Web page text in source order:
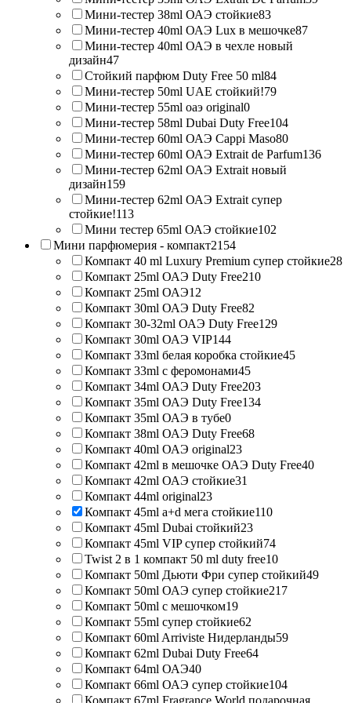
Мини-тестер 38ml ОАЭ стойкие83
Мини-тестер 40ml ОАЭ Lux в мешочке87
Мини-тестер 40ml ОАЭ в чехле новый
дизайн47
Стойкий парфюм Duty Free 50 ml84
Мини-тестер 50ml UAE стойкий!79
Мини-тестер 55ml оаэ original0
Мини-тестер 58ml Dubai Duty Free104
Мини-тестер 60ml ОАЭ Cappi Maso80
Мини-тестер 60ml ОАЭ Extrait de Parfum136
Мини-тестер 62ml ОАЭ Extrait новый
дизайн159
Мини-тестер 62ml ОАЭ Extrait супер
стойкие!113
Мини тестер 65ml ОАЭ стойкие102
Мини парфюмерия - компакт2154
Компакт 40 ml Luxury Premium супер стойкие28
Компакт 25ml ОАЭ Duty Free210
Компакт 25ml ОАЭ12
Компакт 30ml ОАЭ Duty Free82
Компакт 30-32ml ОАЭ Duty Free129
Компакт 30ml ОАЭ VIP144
Компакт 33ml белая коробка стойкие45
Компакт 33ml с феромонами45
Компакт 34ml ОАЭ Duty Free203
Компакт 35ml ОАЭ Duty Free134
Компакт 35ml ОАЭ в тубе0
Компакт 38ml ОАЭ Duty Free68
Компакт 40ml ОАЭ original23
Компакт 42ml в мешочке ОАЭ Duty Free40
Компакт 42ml ОАЭ стойкие31
Компакт 44ml original23
Компакт 45ml a+d мега стойкие110
Компакт 45ml Dubai стойкий23
Компакт 45ml VIP супер стойкий74
Twist 2 в 1 компакт 50 ml duty free10
Компакт 50ml Дьюти Фри супер стойкий49
Компакт 50ml ОАЭ супер стойкие217
Компакт 50ml с мешочком19
Компакт 55ml супер стойкие62
Компакт 60ml Arriviste Нидерланды59
Компакт 62ml Dubai Duty Free64
Компакт 64ml ОАЭ40
Компакт 66ml ОАЭ супер стойкие104